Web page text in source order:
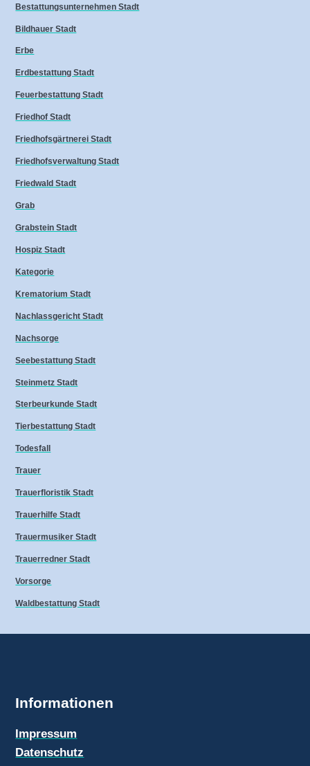
Bestattungsunternehmen Stadt
Bildhauer Stadt
Erbe
Erdbestattung Stadt
Feuerbestattung Stadt
Friedhof Stadt
Friedhofsgärtnerei Stadt
Friedhofsverwaltung Stadt
Friedwald Stadt
Grab
Grabstein Stadt
Hospiz Stadt
Kategorie
Krematorium Stadt
Nachlassgericht Stadt
Nachsorge
Seebestattung Stadt
Steinmetz Stadt
Sterbeurkunde Stadt
Tierbestattung Stadt
Todesfall
Trauer
Trauerfloristik Stadt
Trauerhilfe Stadt
Trauermusiker Stadt
Trauerredner Stadt
Vorsorge
Waldbestattung Stadt
Informationen
Impressum
Datenschutz